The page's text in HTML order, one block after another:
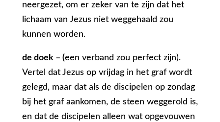
neergezet, om er zeker van te zijn dat het
lichaam van Jezus niet weggehaald zou
kunnen worden.
de doek – (een verband zou perfect zijn).
Vertel dat Jezus op vrijdag in het graf wordt
gelegd, maar dat als de discipelen op zondag
bij het graf aankomen, de steen weggerold is,
en dat de discipelen alleen wat opgevouwen